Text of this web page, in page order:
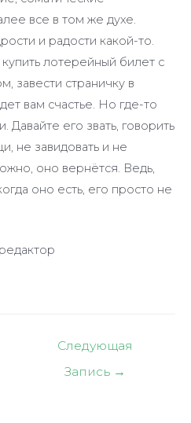
все в том же духе.
и радости какой-то.
лотерейный билет с
завести страничку в
вам счастье. Но где-то
Давайте его звать, говорить
не завидовать и не
оно вернётся. Ведь,
оно есть, его просто не
Следующая
Запись →